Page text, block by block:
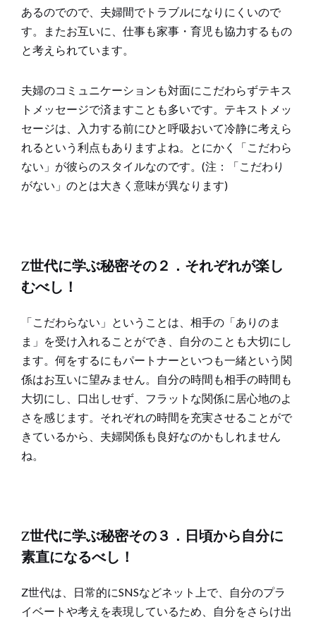
あるのでので、夫婦間でトラブルになりにくいので
す。またお互いに、仕事も家事・育児も協力するもの
と考えられています。
夫婦のコミュニケーションも対面にこだわらずテキス
トメッセージで済ますことも多いです。テキストメッ
セージは、入力する前にひと呼吸おいて冷静に考えら
れるという利点もありますよね。とにかく「こだわら
ない」が彼らのスタイルなのです。(注：「こだわり
がない」のとは大きく意味が異なります)
Z世代に学ぶ秘密その２．それぞれが楽し
むべし！
「こだわらない」ということは、相手の「ありのま
ま」を受け入れることができ、自分のことも大切にし
ます。何をするにもパートナーといつも一緒という関
係はお互いに望みません。自分の時間も相手の時間も
大切にし、口出しせず、フラットな関係に居心地のよ
さを感じます。それぞれの時間を充実させることがで
きているから、夫婦関係も良好なのかもしれません
ね。
Z世代に学ぶ秘密その３．日頃から自分に
素直になるべし！
Z世代は、日常的にSNSなどネット上で、自分のプラ
イベートや考えを表現しているため、自分をさらけ出